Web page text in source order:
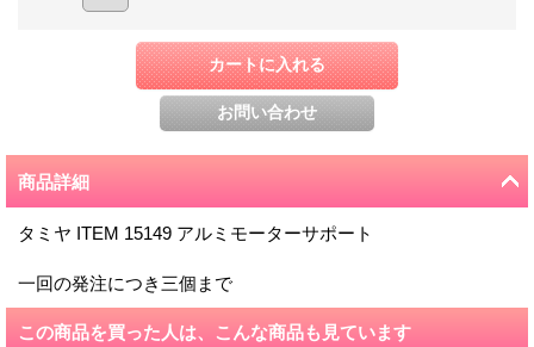
商品詳細
タミヤ ITEM 15149 アルミモーターサポート
一回の発注につき三個まで
この商品を買った人は、こんな商品も見ています